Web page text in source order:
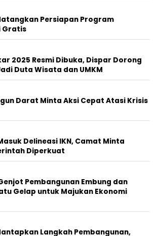
Persiapan Program
Gratis
2025 Resmi Dibuka, Dispar Dorong
Duta Wisata dan UMKM
Darat Minta Aksi Cepat Atasi Krisis
Delineasi IKN, Camat Minta
Diperkuat
Pembangunan Embung dan
Gelap untuk Majukan Ekonomi
Langkah Pembangunan,